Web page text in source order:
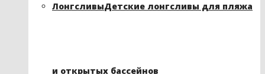
ЛонгсливыДетские лонгсливы для пляжа
и открытых бассейнов